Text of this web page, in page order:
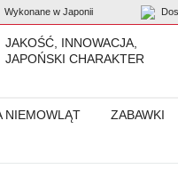
Wykonane w Japonii
JAKOŚĆ, INNOWACJA,
JAPOŃSKI CHARAKTER
NIEMOWLĄT ZABAWKI
skarpety japońskiego designu